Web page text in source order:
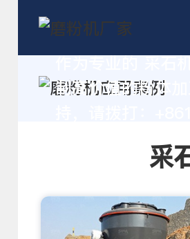
制高价值的粉体
采